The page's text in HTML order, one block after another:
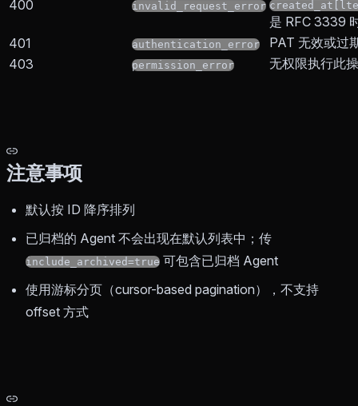
400 invalid_request_error
是 RFC 3339
401
authentication_error
PAT 无效或过
403
permission_error 无权限执行此
注意事项
默认按 ID 降序排列
已归档的 Agent 不会出现在默认列表中；传
include_archived=true 可包含已归档 Agent
使用游标分页（cursor-based pagination），不支持
offset 方式